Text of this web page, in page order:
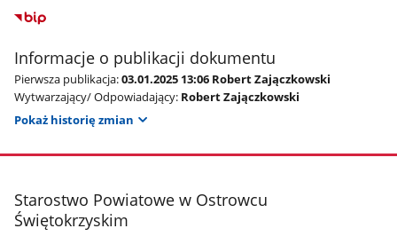
Informacje o publikacji dokumentu
Pierwsza publikacja:03.01.2025 13:06 Robert Zajączkowski
Wytwarzający/ Odpowiadający: Robert Zajączkowski
Pokaż historię zmian
stopka
Starostwo Powiatowe w Ostrowcu
Świętokrzyskim